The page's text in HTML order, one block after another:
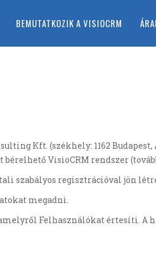
BEMUTATKOZIK A VISIOCRM
Kft. (székhely: 1162 Budapest,
VisioCRM rendszer
szabályos regisztrációval jön
megadni.
Felhasználókat értesíti. A